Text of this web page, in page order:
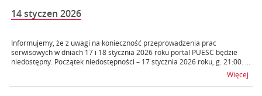
14 styczen 2026
Informujemy, że z uwagi na konieczność przeprowadzenia prac
serwisowych w dniach 17 i 18 stycznia 2026 roku portal PUESC będzie
niedostępny. Początek niedostępności – 17 stycznia 2026 roku, g. 21:00. ...
Więcej